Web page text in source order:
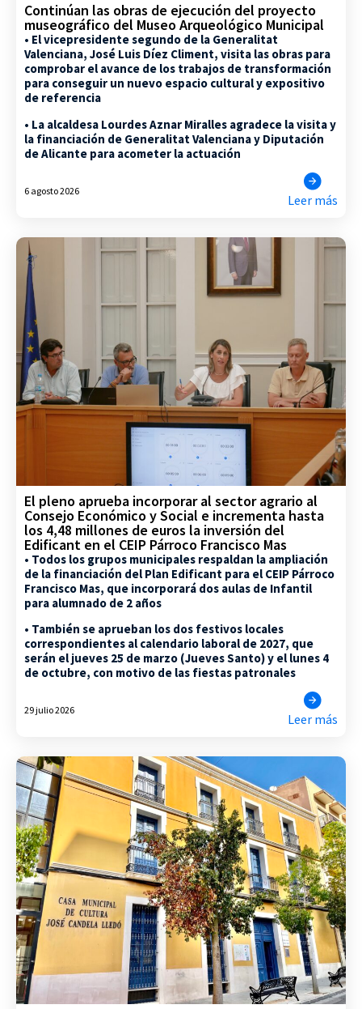
Continúan las obras de ejecución del proyecto
museográfico del Museo Arqueológico Municipal
• El vicepresidente segundo de la Generalitat
Valenciana, José Luis Díez Climent, visita las obras para
comprobar el avance de los trabajos de transformación
para conseguir un nuevo espacio cultural y expositivo
de referencia
• La alcaldesa Lourdes Aznar Miralles agradece la visita y
la financiación de Generalitat Valenciana y Diputación
de Alicante para acometer la actuación
6 agosto 2026
Leer más
El pleno aprueba incorporar al sector agrario al
Consejo Económico y Social e incrementa hasta
los 4,48 millones de euros la inversión del
Edificant en el CEIP Párroco Francisco Mas
• Todos los grupos municipales respaldan la ampliación
de la financiación del Plan Edificant para el CEIP Párroco
Francisco Mas, que incorporará dos aulas de Infantil
para alumnado de 2 años
• También se aprueban los dos festivos locales
correspondientes al calendario laboral de 2027, que
serán el jueves 25 de marzo (Jueves Santo) y el lunes 4
de octubre, con motivo de las fiestas patronales
29 julio 2026
Leer más